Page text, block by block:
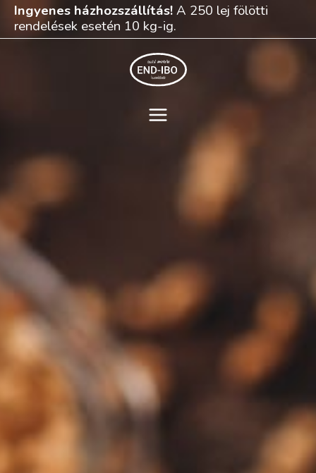
Skip
content
Ingyenes házhozszállítás!A 250 lej fölötti
rendelések esetén 10 kg-ig.